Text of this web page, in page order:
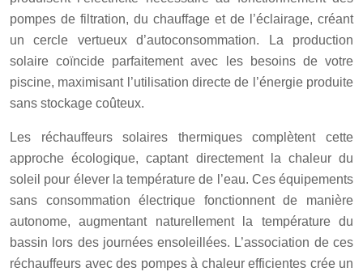
pompes de filtration, du chauffage et de l’éclairage, créant
un cercle vertueux d’autoconsommation. La production
solaire coïncide parfaitement avec les besoins de votre
piscine, maximisant l’utilisation directe de l’énergie produite
sans stockage coûteux.
Les réchauffeurs solaires thermiques complètent cette
approche écologique, captant directement la chaleur du
soleil pour élever la température de l’eau. Ces équipements
sans consommation électrique fonctionnent de manière
autonome, augmentant naturellement la température du
bassin lors des journées ensoleillées. L’association de ces
réchauffeurs avec des pompes à chaleur efficientes crée un